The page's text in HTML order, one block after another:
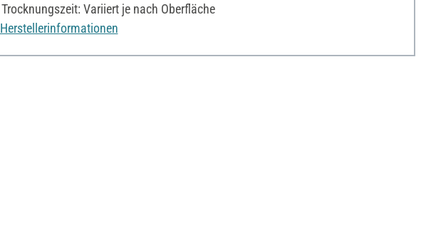
Trocknungszeit: Variiert je nach Oberfläche
Herstellerinformationen